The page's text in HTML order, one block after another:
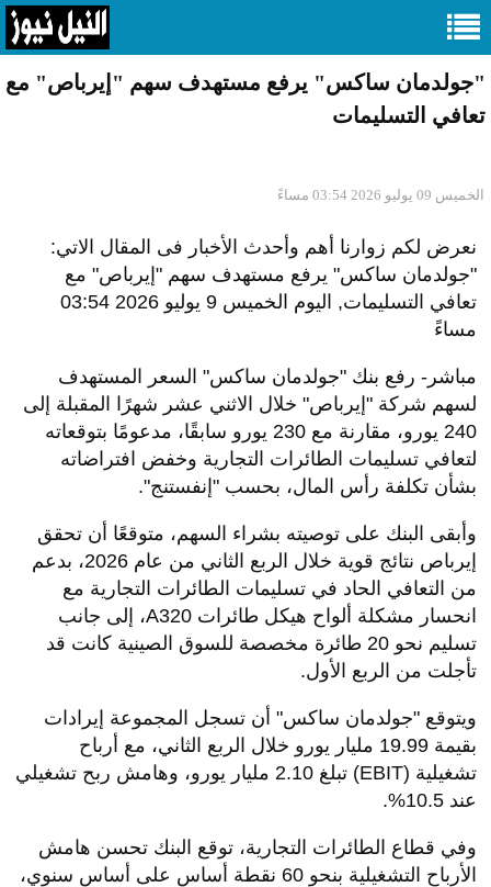
"جولدمان ساكس" يرفع مستهدف سهم "إيرباص" مع
تعافي التسليمات
الخميس 09 يوليو 2026 03:54 مساءً
نعرض لكم زوارنا أهم وأحدث الأخبار فى المقال الاتي:
"جولدمان ساكس" يرفع مستهدف سهم "إيرباص" مع
تعافي التسليمات, اليوم الخميس 9 يوليو 2026 03:54
مساءً
مباشر- رفع بنك "جولدمان ساكس" السعر المستهدف
لسهم شركة "إيرباص" خلال الاثني عشر شهرًا المقبلة إلى
240 يورو، مقارنة مع 230 يورو سابقًا، مدعومًا بتوقعاته
لتعافي تسليمات الطائرات التجارية وخفض افتراضاته
بشأن تكلفة رأس المال، بحسب "إنفستنج".
وأبقى البنك على توصيته بشراء السهم، متوقعًا أن تحقق
إيرباص نتائج قوية خلال الربع الثاني من عام 2026، بدعم
من التعافي الحاد في تسليمات الطائرات التجارية مع
انحسار مشكلة ألواح هيكل طائرات A320، إلى جانب
تسليم نحو 20 طائرة مخصصة للسوق الصينية كانت قد
تأجلت من الربع الأول.
ويتوقع "جولدمان ساكس" أن تسجل المجموعة إيرادات
بقيمة 19.99 مليار يورو خلال الربع الثاني، مع أرباح
تشغيلية (EBIT) تبلغ 2.10 مليار يورو، وهامش ربح تشغيلي
عند 10.5%.
وفي قطاع الطائرات التجارية، توقع البنك تحسن هامش
الأرباح التشغيلية بنحو 60 نقطة أساس على أساس سنوي،